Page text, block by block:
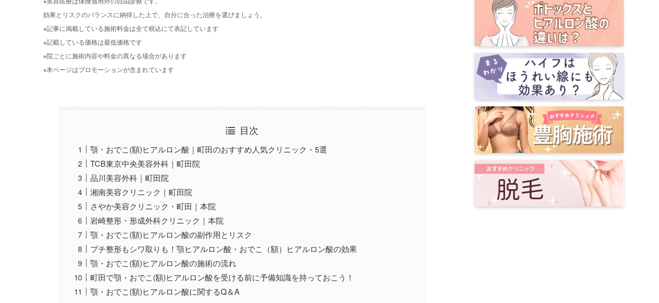
効果とリスクのバランスに納得した上で、自分に合った治療を選びましょう。
※記事に掲載している施術料金は全て税込にて表記しています
※記載している価格は最低価格です
※院ごとに施術内容や料金の異なる場合があります
※本ページはプロモーションが含まれています
目次
顎・おでこ(額)ヒアルロン酸｜町田のおすすめ人気クリニック・5選
TCB東京中央美容外科｜町田院
品川美容外科｜町田院
湘南美容クリニック｜町田院
さやか美容クリニック・町田｜本院
岩崎整形・形成外科クリニック｜本院
顎・おでこ(額)ヒアルロン酸の副作用とリスク
プチ整形もシワ取りも！顎ヒアルロン酸・おでこ（額）ヒアルロン酸の効果
顎・おでこ(額)ヒアルロン酸の施術の流れ
町田で顎・おでこ(額)ヒアルロン酸を受ける前に予備知識を持っておこう！
顎・おでこ(額)ヒアルロン酸に関するQ＆A